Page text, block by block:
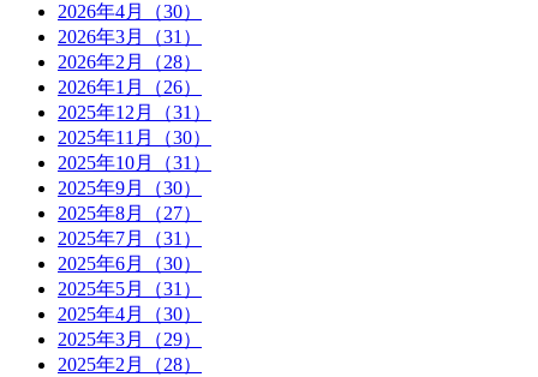
2026年4月（30）
2026年3月（31）
2026年2月（28）
2026年1月（26）
2025年12月（31）
2025年11月（30）
2025年10月（31）
2025年9月（30）
2025年8月（27）
2025年7月（31）
2025年6月（30）
2025年5月（31）
2025年4月（30）
2025年3月（29）
2025年2月（28）